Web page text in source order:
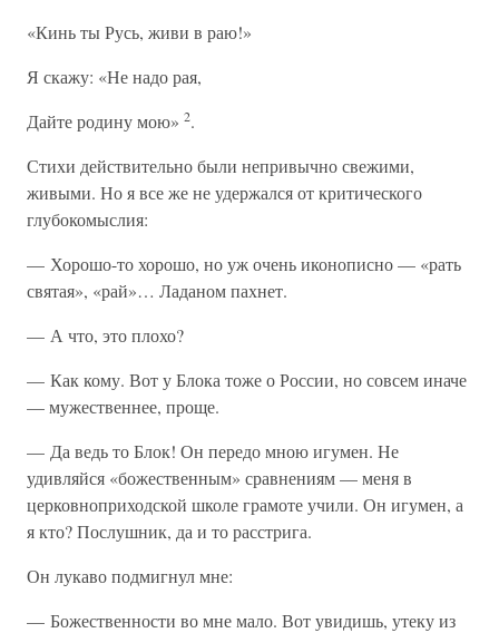
«Кинь ты Русь, живи в раю!»
Я скажу: «Не надо рая,
Дайте родину мою» 2.
Стихи действительно были непривычно свежими,
живыми. Но я все же не удержался от критического
глубокомыслия:
— Хорошо-то хорошо, но уж очень иконописно — «рать
святая», «рай»… Ладаном пахнет.
— А что, это плохо?
— Как кому. Вот у Блока тоже о России, но совсем иначе
— мужественнее, проще.
— Да ведь то Блок! Он передо мною игумен. Не
удивляйся «божественным» сравнениям — меня в
церковноприходской школе грамоте учили. Он игумен, а
я кто? Послушник, да и то расстрига.
Он лукаво подмигнул мне:
— Божественности во мне мало. Вот увидишь, утеку из